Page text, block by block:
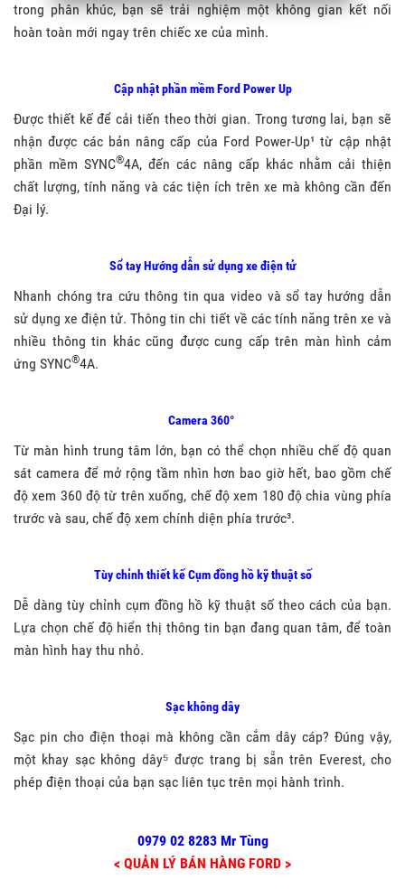
trong phân khúc, bạn sẽ trải nghiệm một không gian kết nối
hoàn toàn mới ngay trên chiếc xe của mình.
Cập nhật phần mềm Ford Power Up
Được thiết kế để cải tiến theo thời gian. Trong tương lai, bạn sẽ
nhận được các bản nâng cấp của Ford Power-Up¹ từ cập nhật
phần mềm SYNC®4A, đến các nâng cấp khác nhằm cải thiện
chất lượng, tính năng và các tiện ích trên xe mà không cần đến
Đại lý.
Sổ tay Hướng dẫn sử dụng xe điện tử
Nhanh chóng tra cứu thông tin qua video và sổ tay hướng dẫn
sử dụng xe điện tử. Thông tin chi tiết về các tính năng trên xe và
nhiều thông tin khác cũng được cung cấp trên màn hình cảm
ứng SYNC®4A.
Camera 360°
Từ màn hình trung tâm lớn, bạn có thể chọn nhiều chế độ quan
sát camera để mở rộng tầm nhìn hơn bao giờ hết, bao gồm chế
độ xem 360 độ từ trên xuống, chế độ xem 180 độ chia vùng phía
trước và sau, chế độ xem chính diện phía trước³.
Tùy chỉnh thiết kế Cụm đồng hồ kỹ thuật số
Dễ dàng tùy chỉnh cụm đồng hồ kỹ thuật số theo cách của bạn.
Lựa chọn chế độ hiển thị thông tin bạn đang quan tâm, để toàn
màn hình hay thu nhỏ.
Sạc không dây
Sạc pin cho điện thoại mà không cần cắm dây cáp? Đúng vậy,
một khay sạc không dây⁵ được trang bị sẵn trên Everest, cho
phép điện thoại của bạn sạc liên tục trên mọi hành trình.
0979 02 8283 Mr Tùng
< QUẢN LÝ BÁN HÀNG FORD >